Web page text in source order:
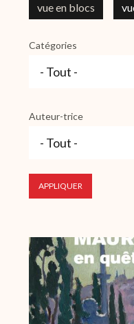
vue en blocs
Catégories
Auteur-trice